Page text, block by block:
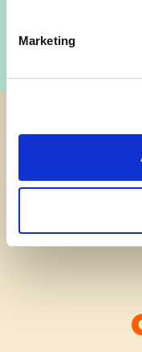
Marketing
cd&v